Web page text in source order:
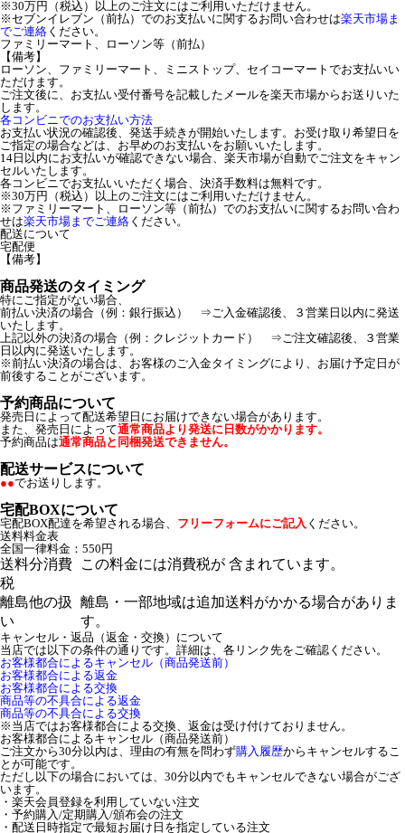
※30万円（税込）以上のご注文にはご利用いただけません。
※セブンイレブン（前払）でのお支払いに関するお問い合わせは楽天市場ま
でご連絡 ください。
ファミリーマート、ローソン等（前払）
【備考】
ローソン、ファミリーマート、ミニストップ、セイコーマートでお支払いい
ただけます。
ご注文後に、お支払い受付番号を記載したメールを楽天市場からお送りいた
します。
各コンビニでのお支払い方法
お支払い状況の確認後、発送手続きが開始いたします。お受け取り希望日を
ご指定の場合などは、お早めのお支払いをお願いいたします。
14日以内にお支払いが確認できない場合、楽天市場が自動でご注文をキャン
セルいたします。
各コンビニでお支払いいただく場合、決済手数料は無料です。
※30万円（税込）以上のご注文にはご利用いただけません。
※ファミリーマート、ローソン等（前払）でのお支払いに関するお問い合わ
せは楽天市場までご連絡 ください。
配送について
宅配便
【備考】
商品発送のタイミング
特にご指定がない場合、
前払い決済の場合（例：銀行振込） ⇒ご入金確認後、３営業日以内に発送
いたします。
上記以外の決済の場合（例：クレジットカード） ⇒ご注文確認後、３営業
日以内に発送いたします。
※前払い決済の場合は、お客様のご入金タイミングにより、お届け予定日が
前後することがございます。
予約商品について
発売日によって配送希望日にお届けできない場合があります。
また、発売日によって通常商品より発送に日数がかかります。
予約商品は通常商品と同梱発送できません。
配送サービスについて
●●でお送りします。
宅配BOXについて
宅配BOX配達を希望される場合、 フリーフォームにご記入 ください。
送料料金表
全国一律料金：550円
送料分消費
税
この料金には消費税が 含まれています。
離島他の扱
い
離島・一部地域は追加送料がかかる場合がありま
す。
キャンセル・返品（返金・交換）について
当店では以下の条件の通りです。詳細は、各リンク先をご確認ください。
お客様都合によるキャンセル（商品発送前）
お客様都合による返金
お客様都合による交換
商品等の不具合による返金
商品等の不具合による交換
※当店ではお客様都合による交換、返金は受け付けておりません。
お客様都合によるキャンセル（商品発送前）
ご注文から30分以内は、理由の有無を問わず購入履歴からキャンセルするこ
とが可能です。
ただし以下の場合においては、30分以内でもキャンセルできない場合がござ
います。
・楽天会員登録を利用していない注文
・予約購入/定期購入/頒布会の注文
・配送日時指定で最短お届け日を指定している注文